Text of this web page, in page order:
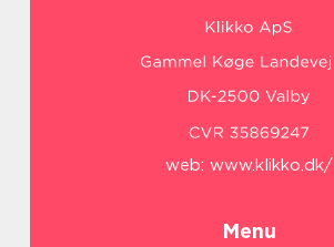
web: www.klikko.dk/
Menu